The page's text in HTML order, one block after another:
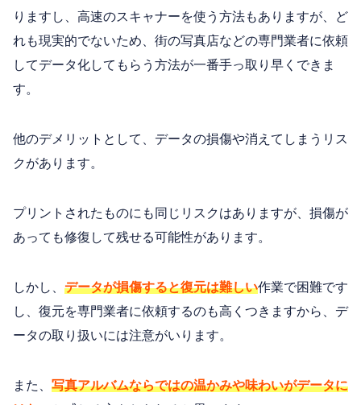
りますし、高速のスキャナーを使う方法もありますが、ど
れも現実的でないため、街の写真店などの専門業者に依頼
してデータ化してもらう方法が一番手っ取り早くできま
す。
他のデメリットとして、データの損傷や消えてしまうリス
クがあります。
プリントされたものにも同じリスクはありますが、損傷が
あっても修復して残せる可能性があります。
しかし、 データが損傷すると復元は難しい作業で困難です
し、復元を専門業者に依頼するのも高くつきますから、デ
ータの取り扱いには注意がいります。
また、 写真アルバムならではの温かみや味わいがデータに